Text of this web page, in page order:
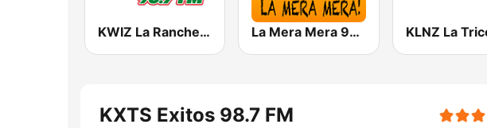
KWIZ La Ranchera 96.7 FM (US Only) La Mera Mera 980 AM
KXTS Exitos 98.7 FM